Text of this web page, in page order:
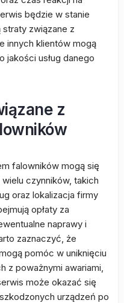
będzie w stanie
związane z
innych klientów mogą
jakości usług danego
z
falowników mogą się
czynników, takich
oraz lokalizacja firmy
opłaty za
naprawy i
zaznaczyć, że
pomóc w uniknięciu
z poważnymi awariami,
może okazać się
urządzeń po